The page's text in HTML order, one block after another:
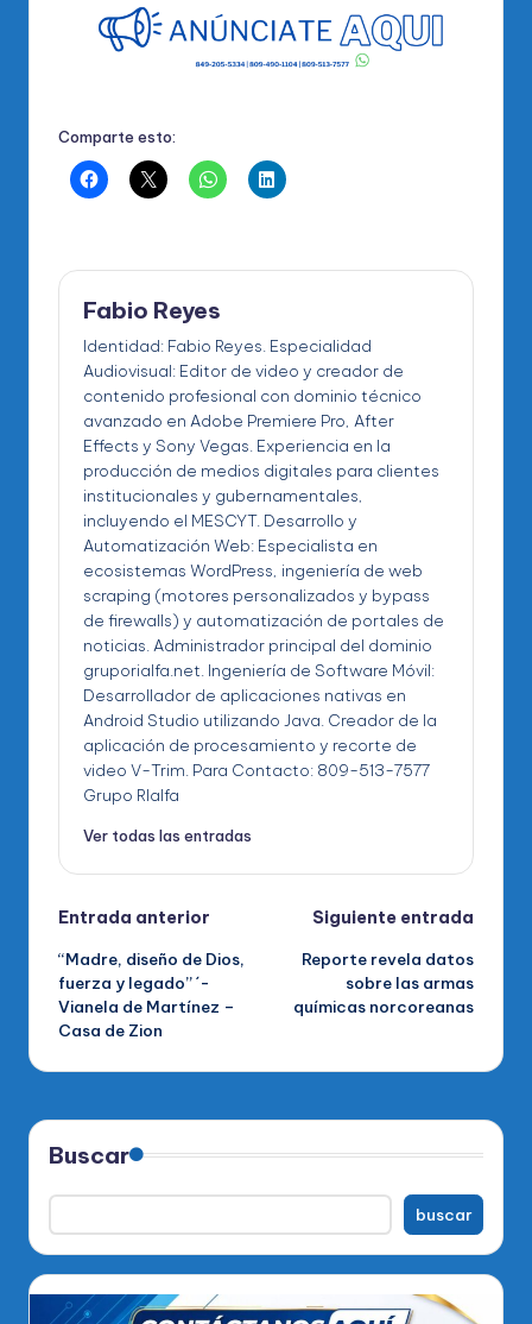
Comparte esto:
Fabio Reyes
Identidad: Fabio Reyes. Especialidad
Audiovisual: Editor de video y creador de
contenido profesional con dominio técnico
avanzado en Adobe Premiere Pro, After
Effects y Sony Vegas. Experiencia en la
producción de medios digitales para clientes
institucionales y gubernamentales,
incluyendo el MESCYT. Desarrollo y
Automatización Web: Especialista en
ecosistemas WordPress, ingeniería de web
scraping (motores personalizados y bypass
de firewalls) y automatización de portales de
noticias. Administrador principal del dominio
gruporialfa.net. Ingeniería de Software Móvil:
Desarrollador de aplicaciones nativas en
Android Studio utilizando Java. Creador de la
aplicación de procesamiento y recorte de
video V-Trim. Para Contacto: 809-513-7577
Grupo RIalfa
Ver todas las entradas
Navegación
de
entradas
Entrada anterior
“Madre, diseño de Dios,
fuerza y legado” ´-
Vianela de Martínez –
Casa de Zion
Siguiente entrada
Reporte revela datos
sobre las armas
químicas norcoreanas
Buscar
buscar